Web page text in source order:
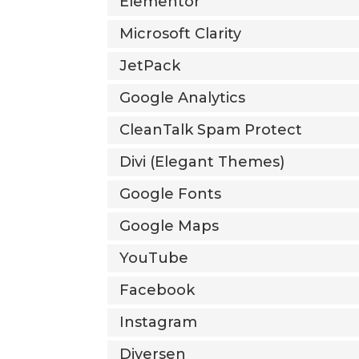
Microsoft Clarity
JetPack
Google Analytics
CleanTalk Spam Protect
Divi (Elegant Themes)
Google Fonts
Google Maps
YouTube
Facebook
Instagram
Diversen